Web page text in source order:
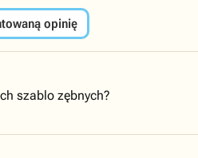
opinię
szablo zębnych?